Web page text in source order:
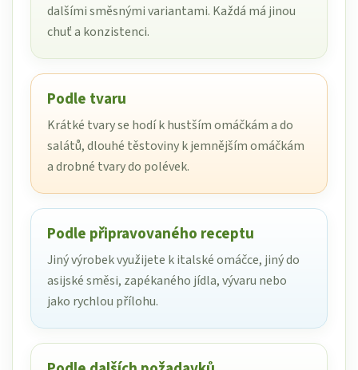
dalšími směsnými variantami. Každá má jinou
chuť a konzistenci.
Podle tvaru
Krátké tvary se hodí k hustším omáčkám a do
salátů, dlouhé těstoviny k jemnějším omáčkám
a drobné tvary do polévek.
Podle připravovaného receptu
Jiný výrobek využijete k italské omáčce, jiný do
asijské směsi, zapékaného jídla, vývaru nebo
jako rychlou přílohu.